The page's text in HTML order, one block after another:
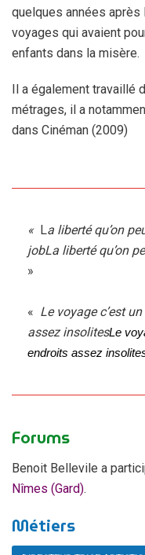
quelques années après
voyages qui avaient
enfants dans la misère.
Il a également travaillé
métrages, il a
dans Cinéman (2009)
« La liberté qu’on
jobLa liberté qu’on
»
« Le voyage c’est
assez insolitesLe
endroits assez
Forums
Benoit Bellevile a
Nîmes (Gard).
Métiers